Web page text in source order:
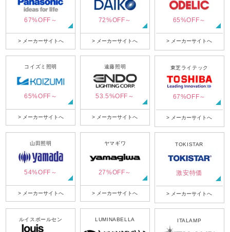
67%OFF～
> メーカーサイトへ
72%OFF～
> メーカーサイトへ
65%OFF～
> メーカーサイトへ
コイズミ照明
65%OFF～
> メーカーサイトへ
遠藤照明
53.5%OFF～
> メーカーサイトへ
東芝ライテック
67%OFF～
> メーカーサイトへ
山田照明
54%OFF～
> メーカーサイトへ
ヤマギワ
27%OFF～
> メーカーサイトへ
TOKISTAR
激安特価
> メーカーサイトへ
ルイスポールセン LUMINABELLA ITALAMP